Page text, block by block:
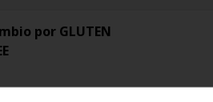
por GLUTEN